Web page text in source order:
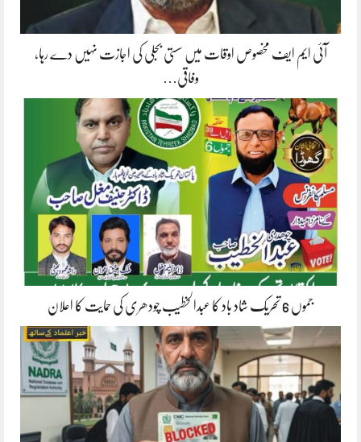
آئی ایم ایف مخصوص اوقات میں سستی بجلی کی اجازت نہیں دے رہا،
وفاقی…
جموں 6 تحریک شاد باد کا عبدالخطیب چودھری کی حمایت کا اعلان